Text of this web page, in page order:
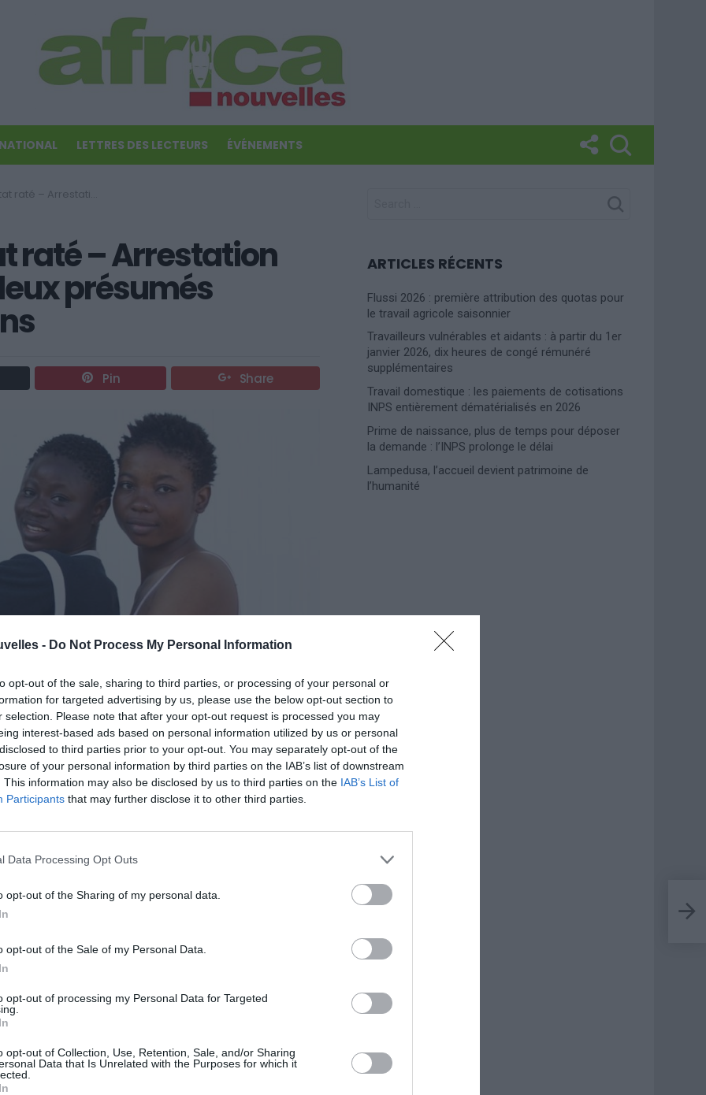
- Do Not Process My Personal Information
opt-out of the sale, sharing to third parties, or processing of your personal or
for targeted advertising by us, please use the below opt-out section to
selection. Please note that after your opt-out request is processed you may
interest-based ads based on personal information utilized by us or personal
to third parties prior to your opt-out. You may separately opt-out of the
of your personal information by third parties on the IAB’s list of downstream
This information may also be disclosed by us to third parties on the IAB’s List of
Participants that may further disclose it to other third parties.
Data Processing Opt Outs
opt-out of the Sharing of my personal data.
opt-out of the Sale of my Personal Data.
opt-out of processing my Personal Data for Targeted
opt-out of Collection, Use, Retention, Sale, and/or Sharing
Data that Is Unrelated with the Purposes for which it
LETTRES DES LECTEURS ÉVÉNEMENTS
Unis de deux présumés putchistes gambiens
raté – Arrestation
présumés
Pin Share
du putsch aux Etats-Unis…
d’origine gambienne, accusés
un coup d’Etat visant à renverser le
une vingtaine d’années en Gambie.
un coup d’Etat visant à renverser le
depuis une vingtaine d’années en Gambie.
pour se réfugier au pays de l’Oncle
Mais ils étaient loin de s’imaginer
d’un autre loup. En effet, l’Amérique qui
ne badine pas avec la question de la
l’on a du mal à la suivre. Comme par
ARTICLES RÉCENTS
Flussi 2026 : première attribution des quotas pour
le travail agricole saisonnier
Travailleurs vulnérables et aidants : à partir du 1er
janvier 2026, dix heures de congé rémunéré
supplémentaires
Travail domestique : les paiements de cotisations
INPS entièrement dématérialisés en 2026
Prime de naissance, plus de temps pour déposer
la demande : l’INPS prolonge le délai
Lampedusa, l’accueil devient patrimoine de
l’humanité